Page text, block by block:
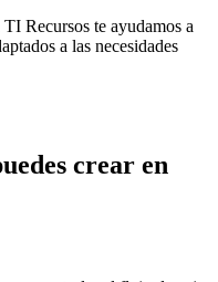
Recursos te ayudamos a
a las necesidades
crear en